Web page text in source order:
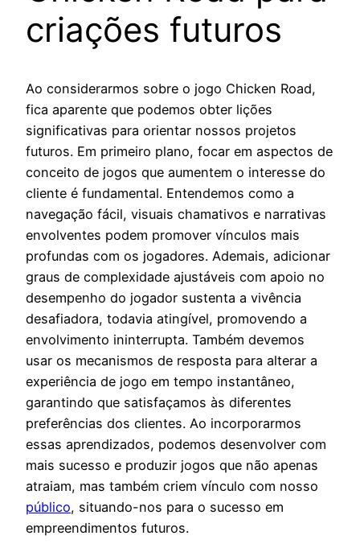
criações futuros
Ao considerarmos sobre o jogo Chicken Road,
fica aparente que podemos obter lições
significativas para orientar nossos projetos
futuros. Em primeiro plano, focar em aspectos de
conceito de jogos que aumentem o interesse do
cliente é fundamental. Entendemos como a
navegação fácil, visuais chamativos e narrativas
envolventes podem promover vínculos mais
profundas com os jogadores. Ademais, adicionar
graus de complexidade ajustáveis com apoio no
desempenho do jogador sustenta a vivência
desafiadora, todavia atingível, promovendo a
envolvimento ininterrupta. Também devemos
usar os mecanismos de resposta para alterar a
experiência de jogo em tempo instantâneo,
garantindo que satisfaçamos às diferentes
preferências dos clientes. Ao incorporarmos
essas aprendizados, podemos desenvolver com
mais sucesso e produzir jogos que não apenas
atraiam, mas também criem vínculo com nosso
público, situando-nos para o sucesso em
empreendimentos futuros.